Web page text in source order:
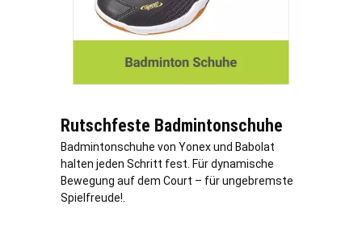
Rutschfeste Badmintonschuhe
Badmintonschuhe von Yonex und Babolat
halten jeden Schritt fest. Für dynamische
Bewegung auf dem Court – für ungebremste
Spielfreude!.